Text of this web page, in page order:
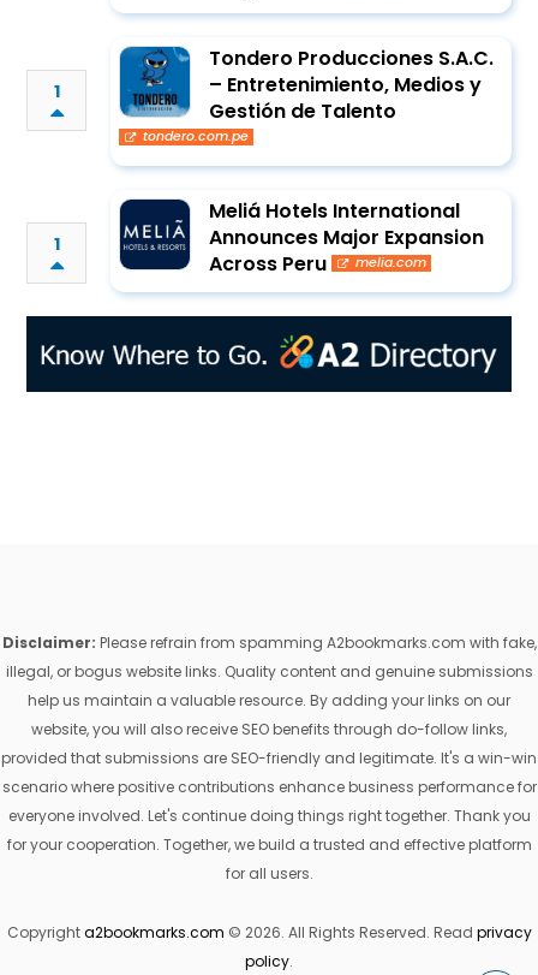
1
Tondero Producciones S.A.C.
– Entretenimiento, Medios y
Gestión de Talento
tondero.com.pe
1
Meliá Hotels International
Announces Major Expansion
Across Peru
melia.com
Disclaimer: Please refrain from spamming A2bookmarks.com with fake,
illegal, or bogus website links. Quality content and genuine submissions
help us maintain a valuable resource. By adding your links on our
website, you will also receive SEO benefits through do-follow links,
provided that submissions are SEO-friendly and legitimate. It's a win-win
scenario where positive contributions enhance business performance for
everyone involved. Let's continue doing things right together. Thank you
for your cooperation. Together, we build a trusted and effective platform
for all users.
Copyrighta2bookmarks.com © 2026. All Rights Reserved. Read privacy
policy.